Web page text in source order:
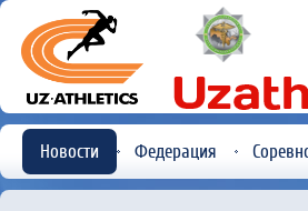
Новости Федерация